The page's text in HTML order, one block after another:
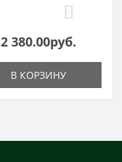
2 380.00руб.
В КОРЗИНУ